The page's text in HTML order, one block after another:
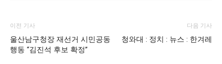
이전 기사
울산남구청장 재선거 시민공동
행동 “김진석 후보 확정”
다음 기사
청와대 : 정치 : 뉴스 : 한겨레